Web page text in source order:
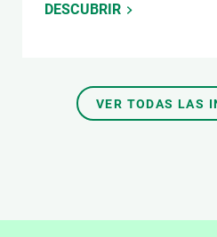
DESCUBRIR
VER TODAS LAS